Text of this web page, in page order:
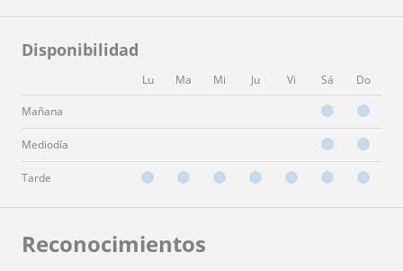
Disponibilidad
Lu Ma Mi Ju Vi Sá Do
Mañana
Mediodía
Tarde
Reconocimientos